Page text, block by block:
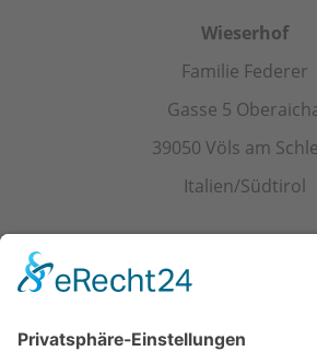
Wieserhof
Familie Federer
Gasse 5
39050 Völs am
Italien/Südtirol
Tel.+ Fax:
Mobil+39 340 374